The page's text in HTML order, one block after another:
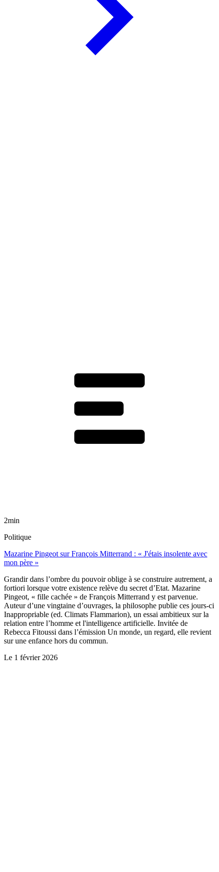
2min
Politique
Mazarine Pingeot sur François Mitterrand : « J'étais insolente avec
mon père »
Grandir dans l’ombre du pouvoir oblige à se construire autrement, a
fortiori lorsque votre existence relève du secret d’Etat. Mazarine
Pingeot, « fille cachée » de François Mitterrand y est parvenue.
Auteur d’une vingtaine d’ouvrages, la philosophe publie ces jours-ci
Inappropriable (ed. Climats Flammarion), un essai ambitieux sur la
relation entre l’homme et l'intelligence artificielle. Invitée de
Rebecca Fitoussi dans l’émission Un monde, un regard, elle revient
sur une enfance hors du commun.
Le 1 février 2026